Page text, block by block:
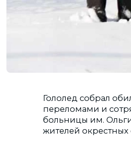
Гололед собрал
переломами и
больницы им.
жителей окрестных